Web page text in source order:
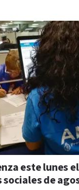
este lunes
de